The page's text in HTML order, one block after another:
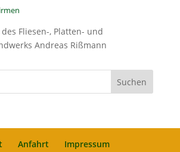
Fliesen-, Platten- und
Andreas Rißmann
Anfahrt Impressum